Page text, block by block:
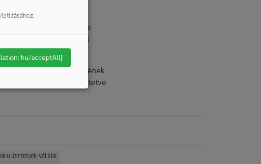
hogy
növekedjen ebben a
az egészségügyi
részlegének
különös hangsúlyt fektetve
& Személyek: Vállalat
hu/acceptAll]